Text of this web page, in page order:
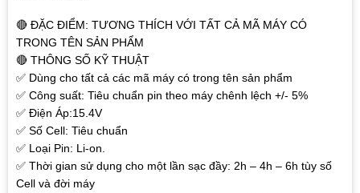
🔴 ĐẶC ĐIỂM: TƯƠNG THÍCH VỚI TẤT CẢ MÃ MÁY CÓ
TRONG TÊN SẢN PHẨM
🔴 THÔNG SỐ KỸ THUẬT
✅ Dùng cho tất cả các mã máy có trong tên sản phẩm
✅ Công suất: Tiêu chuẩn pin theo máy chênh lệch +/- 5%
✅ Điện Áp:15.4V
✅ Số Cell: Tiêu chuẩn
✅ Loại Pin: Li-on.
✅ Thời gian sử dụng cho một lần sạc đầy: 2h – 4h – 6h tùy số
Cell và đời máy